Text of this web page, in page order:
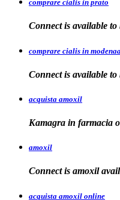
comprare cialis in prato
Connect is available to
comprare cialis in
Connect is available
acquista amoxil
Kamagra in farmacia
amoxil
Connect is amoxil
acquista amoxil online